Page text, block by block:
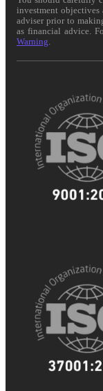
investment
adviser prior to
as financial advice.
Warning